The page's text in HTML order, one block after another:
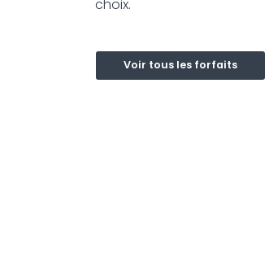
choix.
Voir tous les forfaits